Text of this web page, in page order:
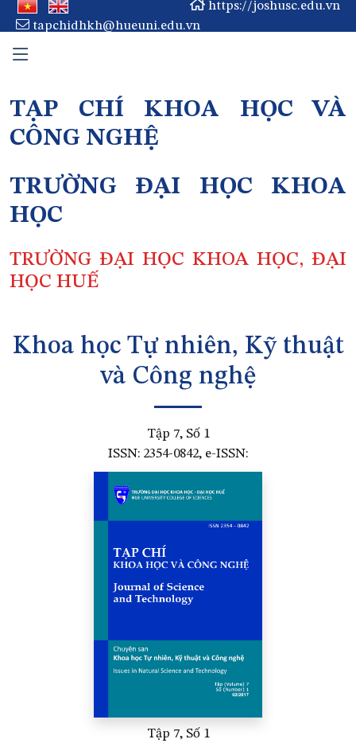
https://joshusc.edu.vn
tapchidhkh@hueuni.edu.vn
TẠP CHÍ KHOA HỌC VÀ
CÔNG NGHỆ
TRƯỜNG ĐẠI HỌC KHOA
HỌC
TRƯỜNG ĐẠI HỌC KHOA HỌC, ĐẠI
HỌC HUẾ
Khoa học Tự nhiên, Kỹ thuật
và Công nghệ
Tập 7, Số 1
ISSN: 2354-0842, e-ISSN:
Tập 7, Số 1